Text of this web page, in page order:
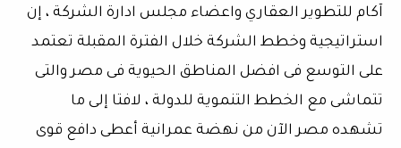
آكام للتطوير العقاري واعضاء مجلس ادارة الشركة ، إن
استراتيجية وخطط الشركة خلال الفترة المقبلة تعتمد
على التوسع فى افضل المناطق الحيوية فى مصر والتى
تتماشى مع الخطط التنموية للدولة ، لافتا إلى ما
تشهده مصر الآن من نهضة عمرانية أعطى دافع قوى